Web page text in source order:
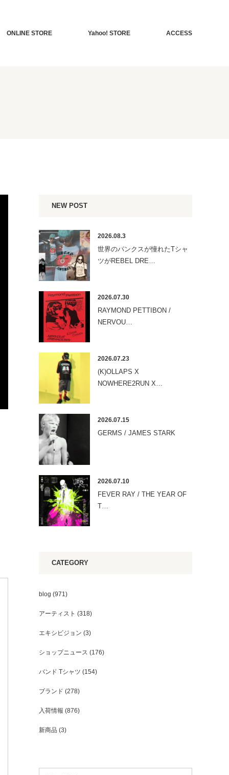
ONLINE STORE Yahoo! STORE ACCESS
NEW POST
2026.08.3
世界のパンクスが憧れたTシャ
ツがREBEL DRE…
2026.07.30
RAYMOND PETTIBON /
NERVOU…
2026.07.23
(K)OLLAPS X
NOWHERE2RUN X…
2026.07.15
GERMS / JAMES STARK
2026.07.10
FEVER RAY / THE YEAR OF
T…
CATEGORY
blog (971)
アーティスト (318)
エキシビジョン (3)
ショップニュース (176)
バンド Tシャツ (154)
ブランド (278)
入荷情報 (876)
新商品 (3)